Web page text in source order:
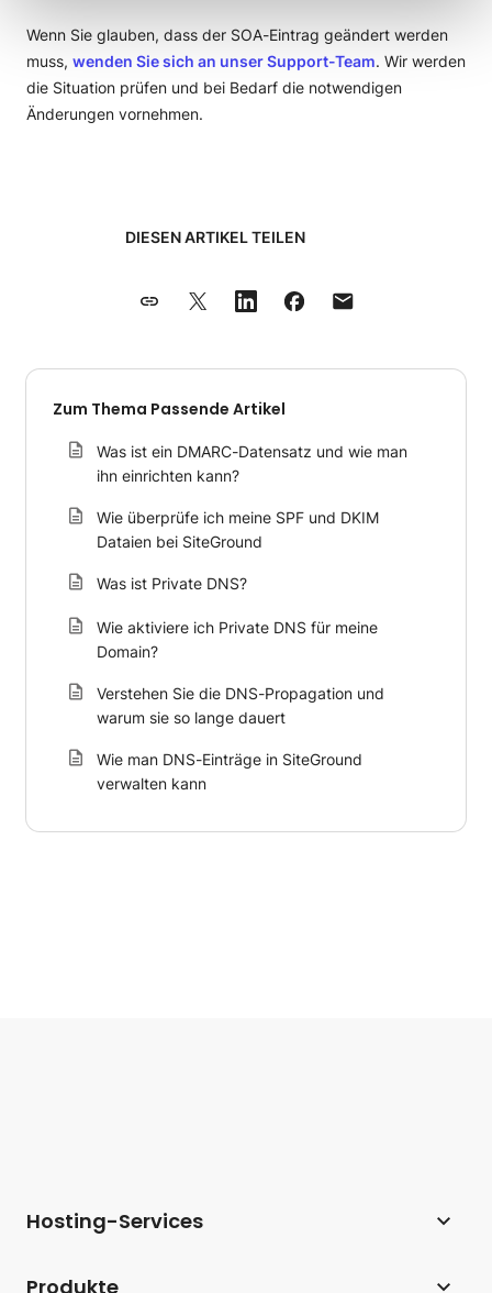
Wenn Sie glauben, dass der SOA-Eintrag geändert werden
muss, wenden Sie sich an unser Support-Team. Wir werden
die Situation prüfen und bei Bedarf die notwendigen
Änderungen vornehmen.
DIESEN ARTIKEL TEILEN
Zum Thema Passende Artikel
Was ist ein DMARC-Datensatz und wie man
ihn einrichten kann?
Wie überprüfe ich meine SPF und DKIM
Dataien bei SiteGround
Was ist Private DNS?
Wie aktiviere ich Private DNS für meine
Domain?
Verstehen Sie die DNS-Propagation und
warum sie so lange dauert
Wie man DNS-Einträge in SiteGround
verwalten kann
Hosting-Services
Produkte